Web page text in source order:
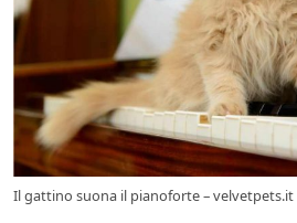
Il gattino suona il pianoforte – velvetpets.it